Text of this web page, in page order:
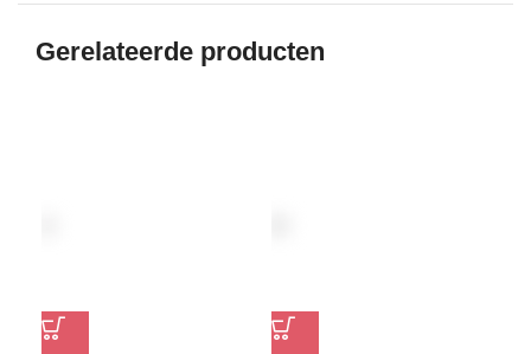
Gerelateerde producten